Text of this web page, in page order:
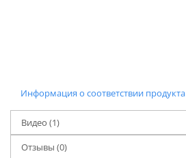
Информация о соответствии продукта
Видео (1)
Отзывы (0)